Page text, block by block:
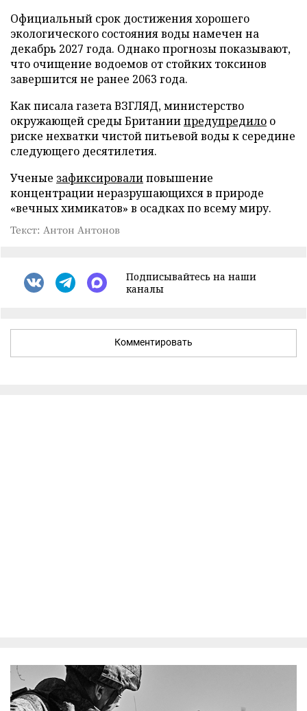
Официальный срок достижения хорошего
экологического состояния воды намечен на
декабрь 2027 года. Однако прогнозы показывают,
что очищение водоемов от стойких токсинов
завершится не ранее 2063 года.
Как писала газета ВЗГЛЯД, министерство
окружающей среды Британиипредупредило о
риске нехватки чистой питьевой воды к середине
следующего десятилетия.
Ученые зафиксировалиповышение
концентрации неразрушающихся в природе
«вечных химикатов» в осадках по всему миру.
Текст: Антон Антонов
Подписывайтесь на наши
каналы
Комментировать